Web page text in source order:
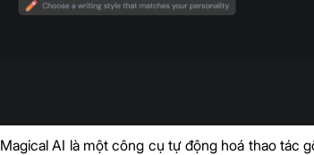
Magical AI là một công cụ tự động hoá thao tác